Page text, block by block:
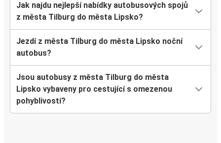
Jak najdu nejlepší nabídky autobusových spojů
z města Tilburg do města Lipsko?
Jezdí z města Tilburg do města Lipsko noční
autobus?
Jsou autobusy z města Tilburg do města
Lipsko vybaveny pro cestující s omezenou
pohyblivostí?